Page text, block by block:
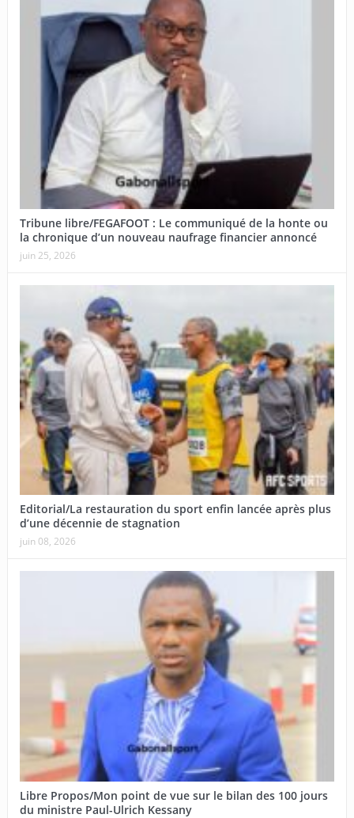
Tribune libre/FEGAFOOT : Le communiqué de la honte ou
la chronique d’un nouveau naufrage financier annoncé
juin 25, 2026
Editorial/La restauration du sport enfin lancée après plus
d’une décennie de stagnation
juin 08, 2026
Libre Propos/Mon point de vue sur le bilan des 100 jours
du ministre Paul-Ulrich Kessany